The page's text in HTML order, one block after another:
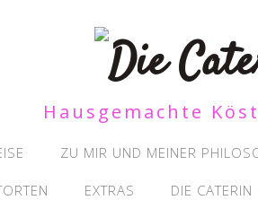
Hausgemachte
ZU MIR UND MEINER
EXTRAS DIE CATERIN